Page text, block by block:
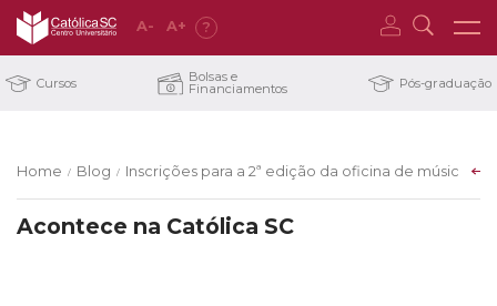
A- A+ ?
Cursos Bolsas e
Financiamentos Pós-graduação
Home / Blog / Inscrições para a 2ª edição da oficina de música
Acontece na Católica SC